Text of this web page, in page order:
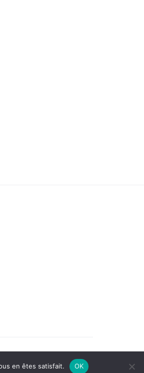
Privacy Policy
en êtes satisfait. OK